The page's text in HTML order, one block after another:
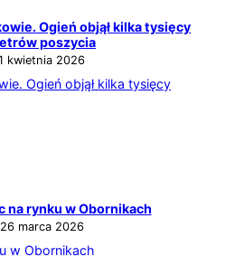
Ogień objął kilka tysięcy
poszycia
kwietnia 2026
na rynku w Obornikach
26 marca 2026